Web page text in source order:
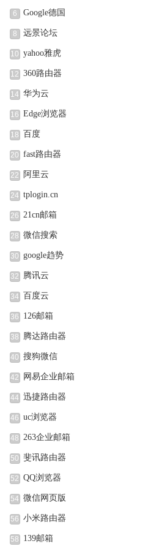
索
6 Google德国
8 远景论坛
10 yahoo雅虎
12 360路由器
14 华为云
16 Edge浏览器
18 百度
20 fast路由器
22 阿里云
24 tplogin.cn
26 21cn邮箱
28 微信搜索
30 google趋势
32 腾讯云
34 百度云
36 126邮箱
38 腾达路由器
40 搜狗微信
42 网易企业邮箱
44 迅捷路由器
46 uc浏览器
48 263企业邮箱
50 斐讯路由器
52 QQ浏览器
54 微信网页版
56 小米路由器
58 139邮箱